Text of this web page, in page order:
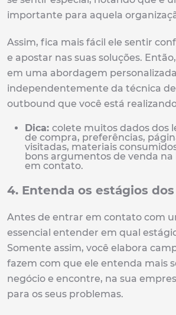
importante para aquela
Assim, fica mais fácil ele sentir
e apostar nas suas soluções.
em uma abordagem
independentemente da técnica
outbound que você está
Dica: colete muitos dados dos
de compra, preferências,
visitadas, materiais
bons argumentos de venda
em contato.
4. Entenda os estágios
Antes de entrar em contato com
essencial entender em qual
Somente assim, você elabora
fazem com que ele entenda mais
negócio e encontre, na sua
para os seus problemas.